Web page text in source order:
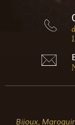
Bijoux,